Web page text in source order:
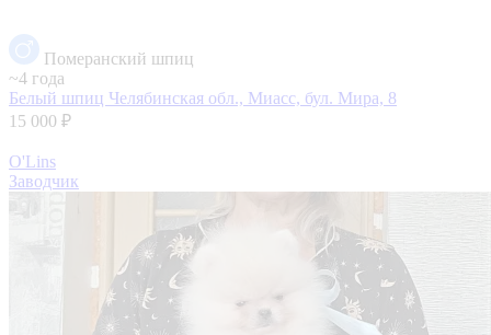
Померанский шпиц
~4 года
Белый шпиц Челябинская обл., Миасс, бул. Мира, 8
15 000 ₽
O'Lins
Заводчик